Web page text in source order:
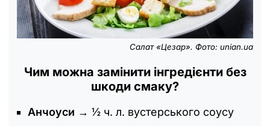
Салат «Цезар». Фото: unian.ua
Чим можна замінити інгредієнти без
шкоди смаку?
Анчоуси → ½ ч. л. вустерського соусу